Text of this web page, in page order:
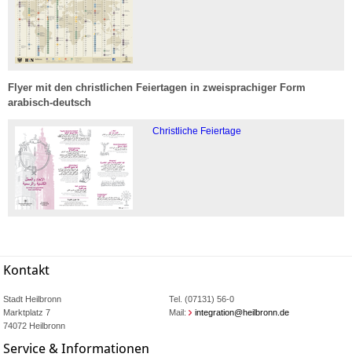
Flyer mit den christlichen Feiertagen in zweisprachiger Form
arabisch-deutsch
Christliche Feiertage
Kontakt
Stadt Heilbronn
Marktplatz 7
74072 Heilbronn
Tel. (07131) 56-0
Mail:
integration@heilbronn.de
Service & Informationen